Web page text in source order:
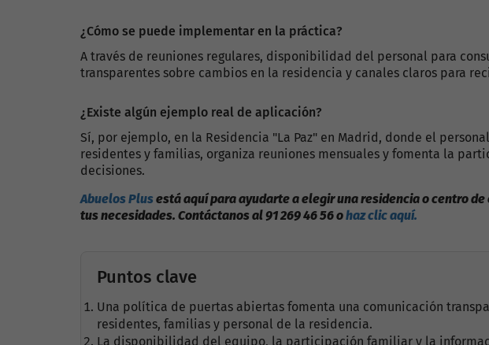
¿Cómo se puede implementar en la práctica?
A través de reuniones regulares, disponibilidad del personal para
transparentes sobre cambios en la residencia y canales claros para
¿Existe algún ejemplo real de aplicación?
Sí, por ejemplo, en la Residencia "La Paz" en Madrid, donde el
residentes y familias, organiza reuniones mensuales y fomenta la
decisiones.
Abuelos Plus está aquí para ayudarte a elegir una residencia o centro
tus necesidades. Contáctanos al 91 269 46 56 ohaz clic aquí.
Puntos clave
Una política de puertas abiertas fomenta una comunicación
residentes, familias y personal de la residencia.
La disponibilidad del equipo, la participación familiar y la